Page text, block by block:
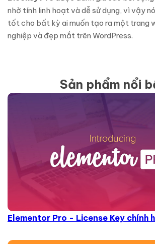
nhờ tính linh hoạt và dễ sử dụng, vì vậy
tốt cho bất kỳ ai muốn tạo ra một trang
nghiệp và đẹp mắt trên WordPress.
Sản phẩm nổi
Elementor Pro - License Key chính